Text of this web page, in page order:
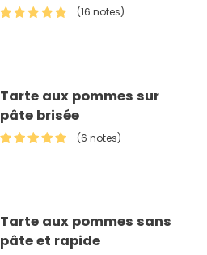
(16 notes)
Tarte aux pommes sur
pâte brisée
(6 notes)
Tarte aux pommes sans
pâte et rapide